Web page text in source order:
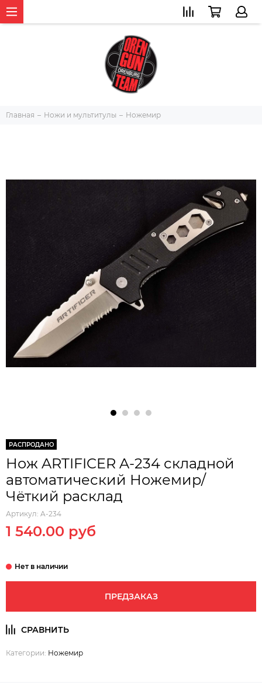
Главная Ножи и мультитулы Ножемир
РАСПРОДАНО
Нож ARTIFICER A-234 складной
автоматический Ножемир/
Чёткий расклад
Артикул: A-234
1 540.00 руб
ПРЕДЗАКАЗ
Категории: Ножемир